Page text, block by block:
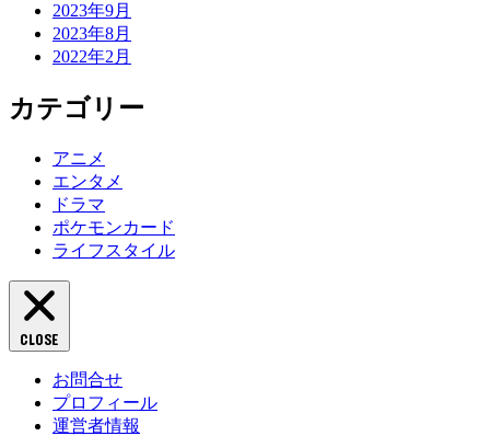
2023年9月
2023年8月
2022年2月
カテゴリー
アニメ
エンタメ
ドラマ
ポケモンカード
ライフスタイル
CLOSE
お問合せ
プロフィール
運営者情報